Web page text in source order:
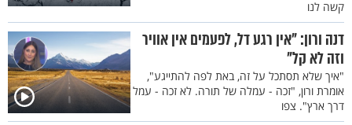
קשה לנו
דנה ורון: "אין רגע דל, לפעמים אין אוויר
וזה לא קל"
"איך שלא תסתכל על זה, באת לפה להתייגע",
אומרת ורון, "זכה - עמלה של תורה. לא זכה - עמל
דרך ארץ". צפו